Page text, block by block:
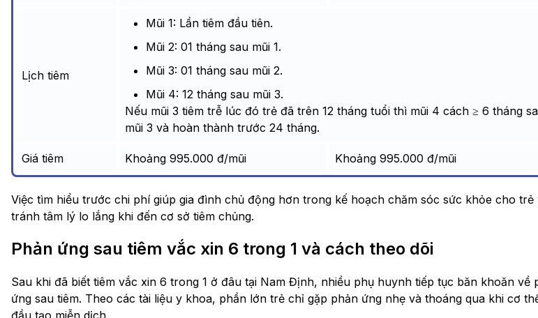
Lịch tiêm
Mũi 1: Lần tiêm đầu tiên.
Mũi 2: 01 tháng sau mũi 1.
Mũi 3: 01 tháng sau mũi 2.
Mũi 4: 12 tháng sau mũi 3.
Nếu mũi 3 tiêm trễ lúc đó trẻ đã trên 12 tháng tuổi thì mũi 4 cách ≥ 6 tháng
mũi 3 và hoàn thành trước 24 tháng.
Giá tiêm Khoảng 995.000 đ/mũi Khoảng 995.000 đ/mũi
Việc tìm hiểu trước chi phí giúp gia đình chủ động hơn trong kế hoạch chăm sóc sức khỏe cho trẻ
tránh tâm lý lo lắng khi đến cơ sở tiêm chủng.
Phản ứng sau tiêm vắc xin 6 trong 1 và cách theo dõi
Sau khi đã biết tiêm vắc xin 6 trong 1 ở đâu tại Nam Định, nhiều phụ huynh tiếp tục băn khoăn về
ứng sau tiêm. Theo các tài liệu y khoa, phần lớn trẻ chỉ gặp phản ứng nhẹ và thoáng qua khi cơ
đầu tạo miễn dịch.